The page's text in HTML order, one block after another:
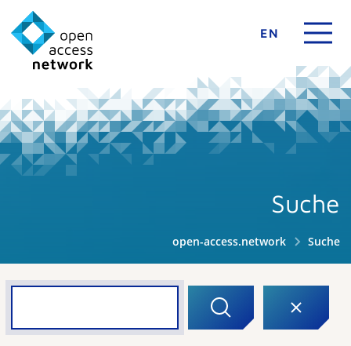
EN
Suche
open-access.network Suche